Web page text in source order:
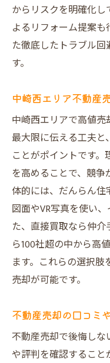
だんらん住
却力
だんらん住宅で
売主様目線
較
だんらん住
秘密
納得価格を
説
トラブル回
とは
スタッフ紹
ポート
売却を検討する
の秘訣
解説
からリスクを明確化し
よるリフォーム提案
た徹底したトラブル
す。
中崎西エリア不動産
中崎西エリアで高値
最大限に伝える工夫
ことがポイントです
を高めることで、競
体的には、だんらん
図面やVR写真を使い
た、直接買取なら仲
ら100社超の中から高
ます。これらの選択
売却が可能です。
不動産売却の口コミ
不動産売却で後悔し
や評判を確認するこ